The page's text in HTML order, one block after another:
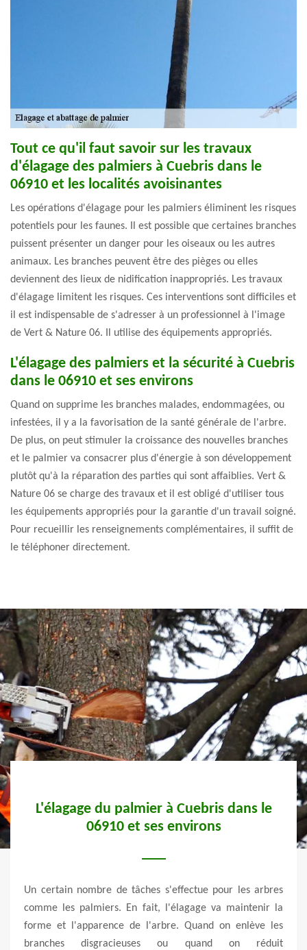
Tout ce qu'il faut savoir sur les travaux
d'élagage des palmiers à Cuebris dans le
06910 et les localités avoisinantes
Les opérations d'élagage pour les palmiers éliminent les risques
potentiels pour les faunes. Il est possible que certaines branches
puissent présenter un danger pour les oiseaux ou les autres
animaux. Les branches peuvent être des pièges ou elles
deviennent des lieux de nidification inappropriés. Les travaux
d'élagage limitent les risques. Ces interventions sont difficiles et
il est indispensable de s'adresser à un professionnel à l'image
de Vert & Nature 06. Il utilise des équipements appropriés.
L'élagage des palmiers et la sécurité à Cuebris
dans le 06910 et ses environs
Quand on supprime les branches malades, endommagées, ou
infestées, il y a la favorisation de la santé générale de l'arbre.
De plus, on peut stimuler la croissance des nouvelles branches
et le palmier va consacrer plus d'énergie à son développement
plutôt qu'à la réparation des parties qui sont affaiblies. Vert &
Nature 06 se charge des travaux et il est obligé d'utiliser tous
les équipements appropriés pour la garantie d'un travail soigné.
Pour recueillir les renseignements complémentaires, il suffit de
le téléphoner directement.
L'élagage du palmier à Cuebris dans le
06910 et ses environs
Un certain nombre de tâches s'effectue pour les arbres
comme les palmiers. En fait, l'élagage va maintenir la
forme et l'apparence de l'arbre. Quand on enlève les
branches disgracieuses ou quand on réduit